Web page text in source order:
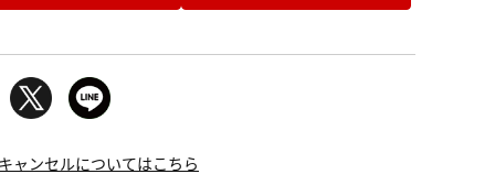
ャンセルについてはこちら